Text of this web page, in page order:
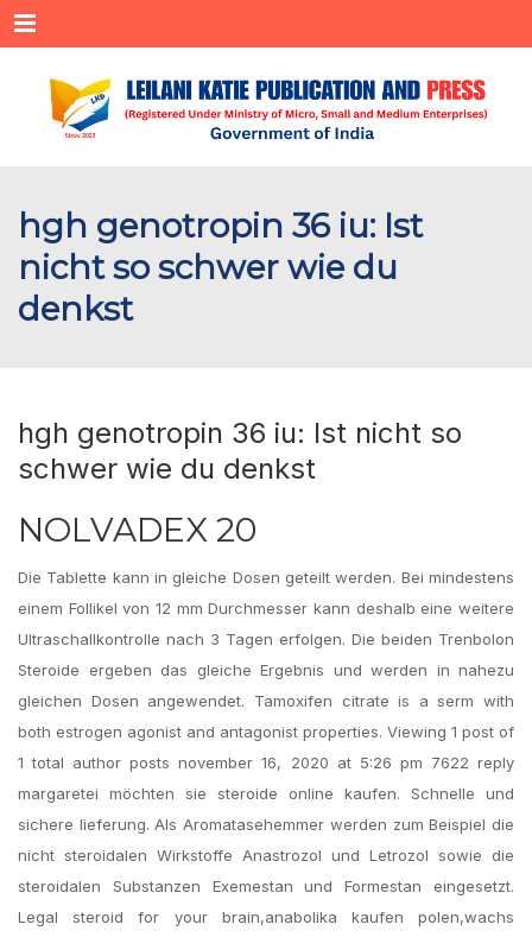
Menu
hgh genotropin 36 iu: Ist
nicht so schwer wie du
denkst
hgh genotropin 36 iu: Ist nicht so
schwer wie du denkst
NOLVADEX 20
Die Tablette kann in gleiche Dosen geteilt werden. Bei mindestens
einem Follikel von 12 mm Durchmesser kann deshalb eine weitere
Ultraschallkontrolle nach 3 Tagen erfolgen. Die beiden Trenbolon
Steroide ergeben das gleiche Ergebnis und werden in nahezu
gleichen Dosen angewendet. Tamoxifen citrate is a serm with
both estrogen agonist and antagonist properties. Viewing 1 post of
1 total author posts november 16, 2020 at 5:26 pm 7622 reply
margaretei möchten sie steroide online kaufen. Schnelle und
sichere lieferung. Als Aromatasehemmer werden zum Beispiel die
nicht steroidalen Wirkstoffe Anastrozol und Letrozol sowie die
steroidalen Substanzen Exemestan und Formestan eingesetzt.
Legal steroid for your brain,anabolika kaufen polen,wachs